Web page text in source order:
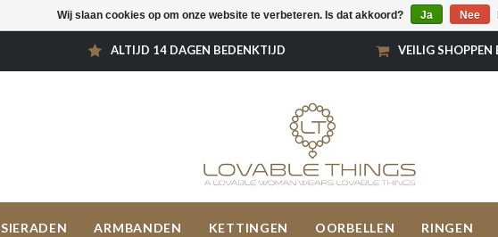
ALTIJD 14 DAGEN BEDENKTIJD VEILIG SHOPPEN
SIERADEN ARMBANDEN KETTINGEN OORBELLEN RINGEN
Wij slaan cookies op om onze website te verbeteren. Is dat akkoord? Ja Nee